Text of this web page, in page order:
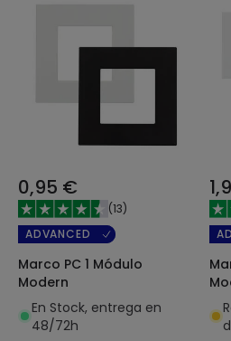
0,95 €
(13)
ADVANCED
Marco PC 1 Módulo
Modern
En Stock, entrega en
48/72h